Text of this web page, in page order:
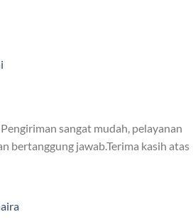
sangat mudah, pelayanan
bertanggung jawab.Terima kasih atas